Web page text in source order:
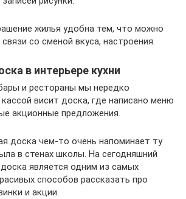
жилья удобна тем, что можно
со сменой вкуса, настроения.
в интерьере кухни
и рестораны мы нередко
висит доска, где написано меню
акционные предложения.
доска чем-то очень напоминает ту
в стенах школы. На сегодняшний
является одним из самых
способов рассказать про
и акции.